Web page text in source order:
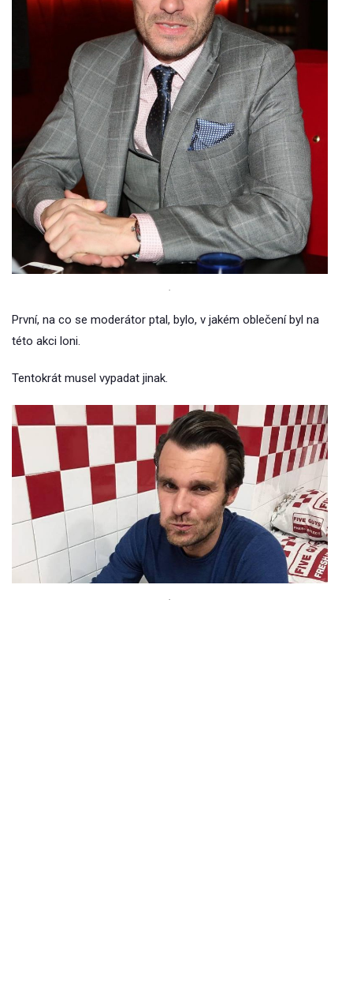
.
První, na co se moderátor ptal, bylo, v jakém oblečení byl na
této akci loni.
Tentokrát musel vypadat jinak.